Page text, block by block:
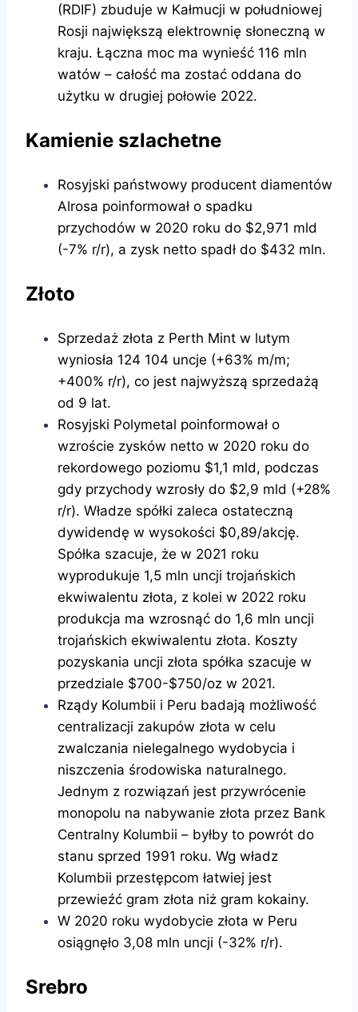
(RDIF) zbuduje w Kałmucji w południowej
Rosji największą elektrownię słoneczną w
kraju. Łączna moc ma wynieść 116 mln
watów – całość ma zostać oddana do
użytku w drugiej połowie 2022.
Kamienie szlachetne
Rosyjski państwowy producent diamentów
Alrosa poinformował o spadku
przychodów w 2020 roku do $2,971 mld
(-7% r/r), a zysk netto spadł do $432 mln.
Złoto
Sprzedaż złota z Perth Mint w lutym
wyniosła 124 104 uncje (+63% m/m;
+400% r/r), co jest najwyższą sprzedażą
od 9 lat.
Rosyjski Polymetal poinformował o
wzroście zysków netto w 2020 roku do
rekordowego poziomu $1,1 mld, podczas
gdy przychody wzrosły do $2,9 mld (+28%
r/r). Władze spółki zaleca ostateczną
dywidendę w wysokości $0,89/akcję.
Spółka szacuje, że w 2021 roku
wyprodukuje 1,5 mln uncji trojańskich
ekwiwalentu złota, z kolei w 2022 roku
produkcja ma wzrosnąć do 1,6 mln uncji
trojańskich ekwiwalentu złota. Koszty
pozyskania uncji złota spółka szacuje w
przedziale $700-$750/oz w 2021.
Rządy Kolumbii i Peru badają możliwość
centralizacji zakupów złota w celu
zwalczania nielegalnego wydobycia i
niszczenia środowiska naturalnego.
Jednym z rozwiązań jest przywrócenie
monopolu na nabywanie złota przez Bank
Centralny Kolumbii – byłby to powrót do
stanu sprzed 1991 roku. Wg władz
Kolumbii przestępcom łatwiej jest
przewieźć gram złota niż gram kokainy.
W 2020 roku wydobycie złota w Peru
osiągnęło 3,08 mln uncji (-32% r/r).
Srebro